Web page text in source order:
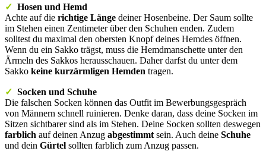
✓ Hosen und Hemd
Achte auf die richtige Länge deinerHosenbeine. Der Saum sollte
im Stehen einen Zentimeter über den Schuhen enden. Zudem
solltest du maximal den obersten Knopf deines Hemdes öffnen.
Wenn du ein Sakko trägst, muss die Hemdmanschette unter den
Ärmeln des Sakkos herausschauen. Daher darfst du unter dem
Sakko keine kurzärmligen Hemden tragen.
✓ Socken und Schuhe
Die falschen Socken können das Outfit im Bewerbungsgespräch
von Männern schnell ruinieren. Denke daran, dass deine Socken im
Sitzen sichtbarer sind als im Stehen. Deine Socken sollten deswegen
farblich auf deinen Anzug abgestimmt sein. Auch deine Schuhe
und dein Gürtel sollten farblich zum Anzug passen.